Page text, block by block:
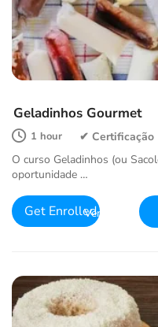
Geladinhos Gourmet
1 hour
O curso Geladinhos (ou
oportunidade …
Get Enrolled